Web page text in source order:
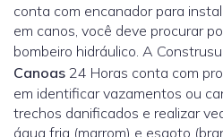
conta com encanador para
em canos, você deve procurar
bombeiro hidráulico. A Construsul
Canoas 24 Horas conta com
em identificar vazamentos ou
trechos danificados e realizar
água fria (marrom) e esgoto